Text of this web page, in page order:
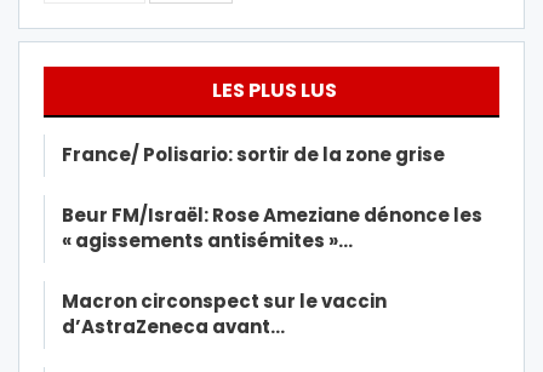
LES PLUS LUS
France/ Polisario: sortir de la zone grise
Beur FM/Israël: Rose Ameziane dénonce les
« agissements antisémites »…
Macron circonspect sur le vaccin
d’AstraZeneca avant…